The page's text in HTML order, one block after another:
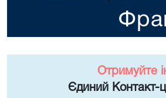
Отримуйте
Єдиний Контакт-